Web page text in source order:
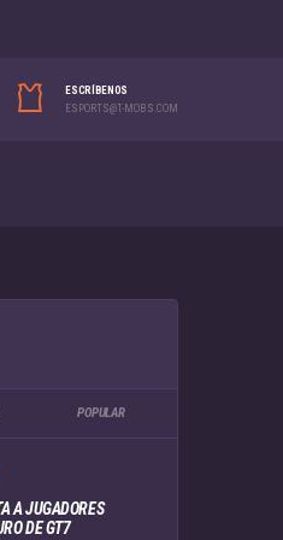
ESCRÍBENOS
ESPORTS@T-MOBS.COM
POPULAR
A JUGADORES
DE GT7